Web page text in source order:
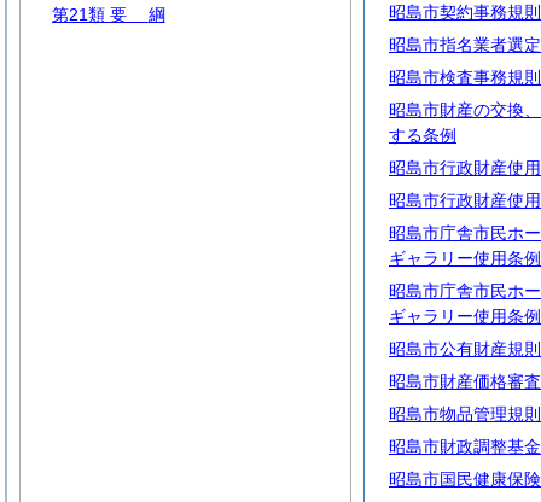
昭島市契約事務規則
昭島市指名業者選
昭島市検査事務規則
昭島市財産の交換
する条例
昭島市行政財産使
昭島市行政財産使
昭島市庁舎市民ホ
ギャラリー使用条例
昭島市庁舎市民ホ
ギャラリー使用条
昭島市公有財産規則
昭島市財産価格審
昭島市物品管理規則
昭島市財政調整基
昭島市国民健康保
第21類 要 綱